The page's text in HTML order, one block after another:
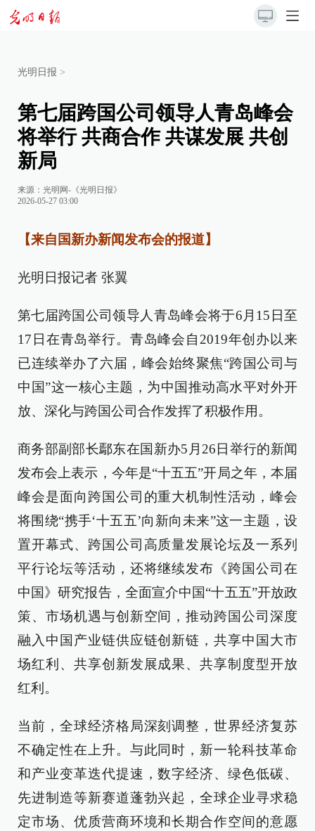
光明日报 >
第七届跨国公司领导人青岛峰会
将举行 共商合作 共谋发展 共创
新局
来源： 光明网-《光明日报》
2026-05-27 03:00
【来自国新办新闻发布会的报道】
光明日报记者 张翼
第七届跨国公司领导人青岛峰会将于6月15日至
17日在青岛举行。青岛峰会自2019年创办以来
已连续举办了六届，峰会始终聚焦“跨国公司与
中国”这一核心主题，为中国推动高水平对外开
放、深化与跨国公司合作发挥了积极作用。
商务部副部长鄢东在国新办5月26日举行的新闻
发布会上表示，今年是“十五五”开局之年，本届
峰会是面向跨国公司的重大机制性活动，峰会
将围绕“携手‘十五五’向新向未来”这一主题，设
置开幕式、跨国公司高质量发展论坛及一系列
平行论坛等活动，还将继续发布《跨国公司在
中国》研究报告，全面宣介中国“十五五”开放政
策、市场机遇与创新空间，推动跨国公司深度
融入中国产业链供应链创新链，共享中国大市
场红利、共享创新发展成果、共享制度型开放
红利。
当前，全球经济格局深刻调整，世界经济复苏
不确定性在上升。与此同时，新一轮科技革命
和产业变革迭代提速，数字经济、绿色低碳、
先进制造等新赛道蓬勃兴起，全球企业寻求稳
定市场、优质营商环境和长期合作空间的意愿